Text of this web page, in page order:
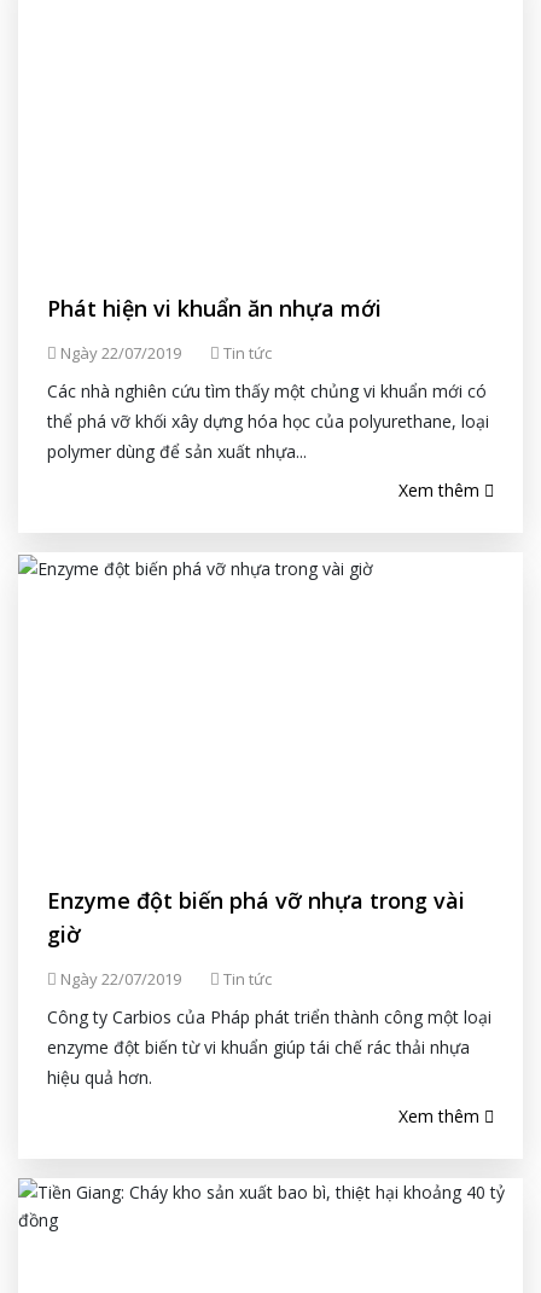
Phát hiện vi khuẩn ăn nhựa mới
Ngày 22/07/2019 Tin tức
Các nhà nghiên cứu tìm thấy một chủng vi khuẩn mới có
thể phá vỡ khối xây dựng hóa học của polyurethane, loại
polymer dùng để sản xuất nhựa...
Xem thêm
Enzyme đột biến phá vỡ nhựa trong vài
giờ
Ngày 22/07/2019 Tin tức
Công ty Carbios của Pháp phát triển thành công một loại
enzyme đột biến từ vi khuẩn giúp tái chế rác thải nhựa
hiệu quả hơn.
Xem thêm